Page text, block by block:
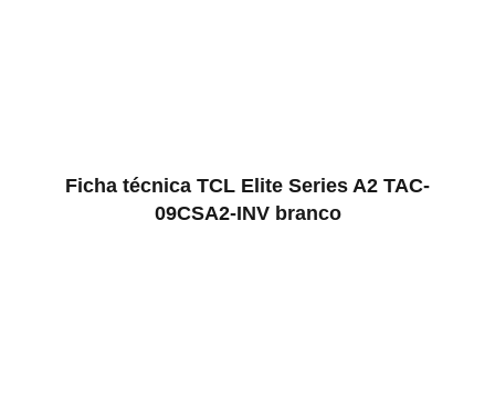
Ficha técnica TCL Elite Series A2 TAC-
09CSA2-INV branco